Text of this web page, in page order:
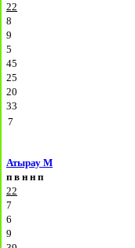
22
8
9
5
45
25
20
33
7
Атырау М
п в н н п
22
7
6
9